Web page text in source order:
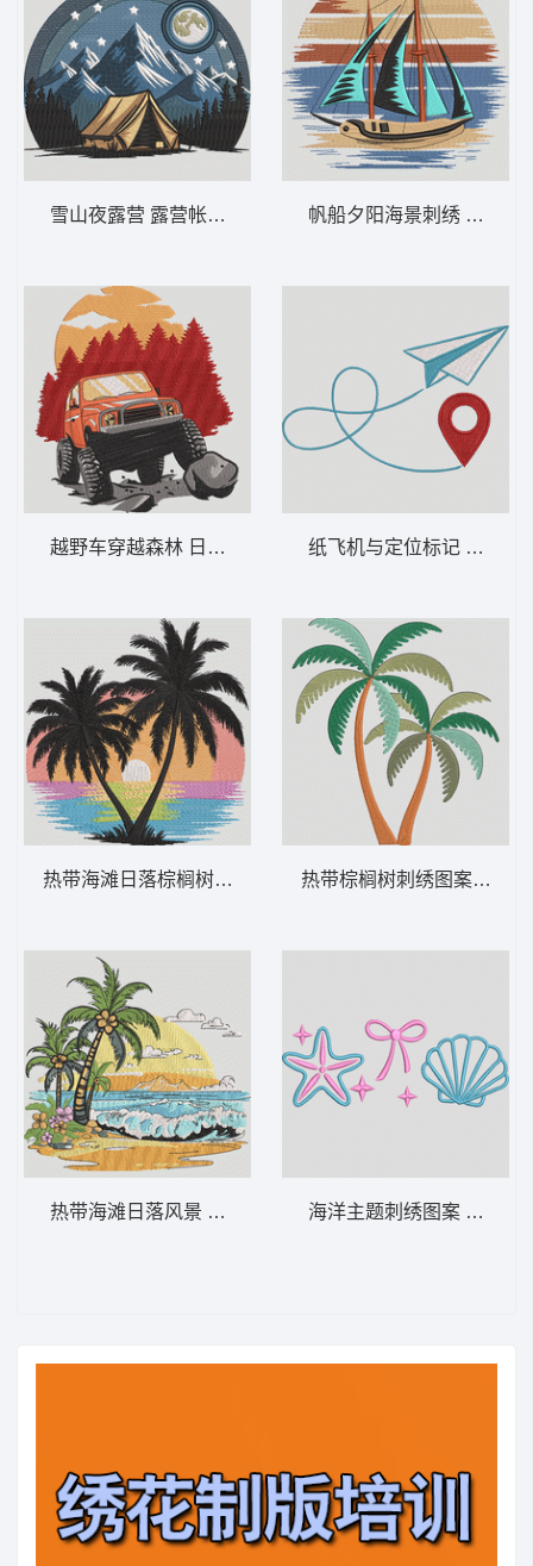
雪山夜露营 露营帐篷与山脉——观星自然-DS
越野车穿越森林 日落时分的越野卡车——冒
热带海滩日落棕榈树 热带棕榈日落 – 海滩-
热带海滩日落风景 热带海滩日落——风景如
帆船夕阳海景刺绣 帆船
纸飞机与定位标记 纸飞机
热带棕榈树刺绣图案 热带
海洋主题刺绣图案 简约的